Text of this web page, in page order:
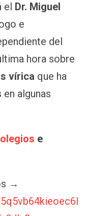
el Dr. Miguel
e
del
hora sobre
vírica que ha
algunas
e
→